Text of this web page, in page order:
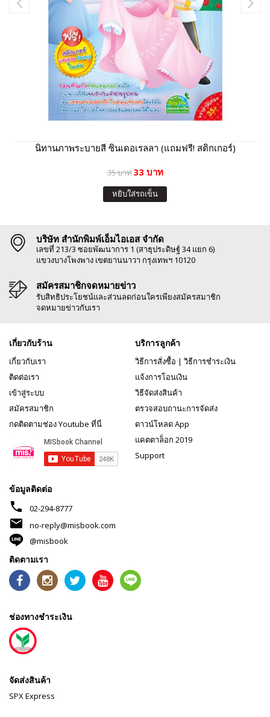
นิทานภาพระบายสี ซินเดอเรลลา (แถมฟรี! สติกเกอร์)
35 บาท33 บาท
หยิบใส่รถเข็น
บริษัท สำนักพิมพ์เอ็มไอเอส จำกัด
เลขที่ 213/3 ซอยพัฒนาการ 1 (สาธุประดิษฐ์ 34 แยก 6)
แขวงบางโพงพาง เขตยานนาวา กรุงเทพฯ 10120
สมัครสมาชิกจดหมายข่าว
รับสิทธิประโยชน์และส่วนลดก่อนใครเพียงสมัครสมาชิก
จดหมายข่าวกับเรา
เกี่ยวกับร้าน
เกี่ยวกับเรา
ติดต่อเรา
เข้าสู่ระบบ
สมัครสมาชิก
กดติดตามช่อง Youtube ที่นี่
บริการลูกค้า
วิธีการสั่งซื้อ | วิธีการชำระเงิน
แจ้งการโอนเงิน
วิธีจัดส่งสินค้า
ตรวจสอบถานะการจัดส่ง
ดาวน์โหลด App
แคตตาล็อก 2019
Support
ข้อมูลติดต่อ
phone 02-294-8777
mail
no-reply@misbook.com
@misbook
ติดตามเรา
ช่องทางชำระเงิน
จัดส่งสินค้า
SPX Express